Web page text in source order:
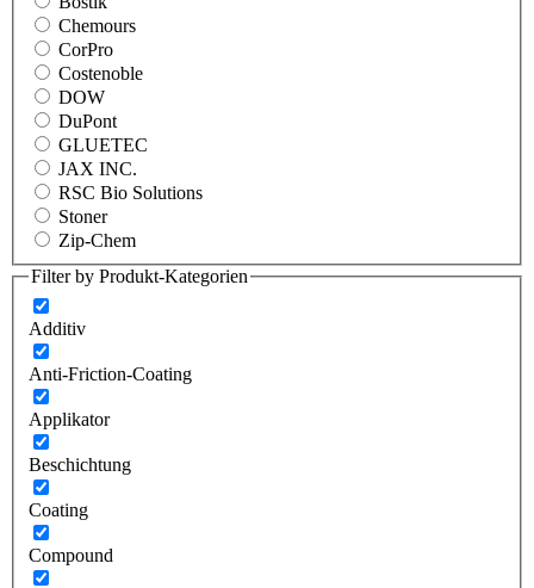
Chemours
CorPro
Costenoble
DOW
DuPont
GLUETEC
JAX INC.
RSC Bio Solutions
Stoner
Zip-Chem
Filter by Produkt-Kategorien
Additiv
Anti-Friction-Coating
Applikator
Beschichtung
Coating
Compound